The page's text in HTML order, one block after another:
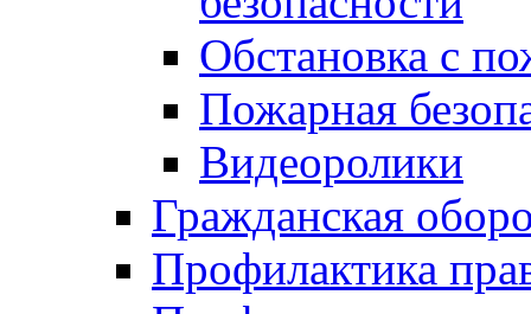
Обстановка с
Пожарная
Видеоролики
Гражданская
Профилактика